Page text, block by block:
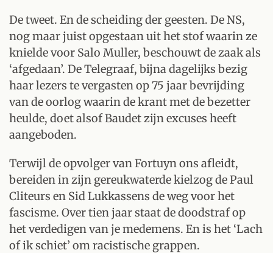
De tweet. En de scheiding der geesten. De NS,
nog maar juist opgestaan uit het stof waarin ze
knielde voor Salo Muller, beschouwt de zaak als
‘afgedaan’. De Telegraaf, bijna dagelijks bezig
haar lezers te vergasten op 75 jaar bevrijding
van de oorlog waarin de krant met de bezetter
heulde, doet alsof Baudet zijn excuses heeft
aangeboden.
Terwijl de opvolger van Fortuyn ons afleidt,
bereiden in zijn gereukwaterde kielzog de Paul
Cliteurs en Sid Lukkassens de weg voor het
fascisme. Over tien jaar staat de doodstraf op
het verdedigen van je medemens. En is het ‘Lach
of ik schiet’ om racistische grappen.